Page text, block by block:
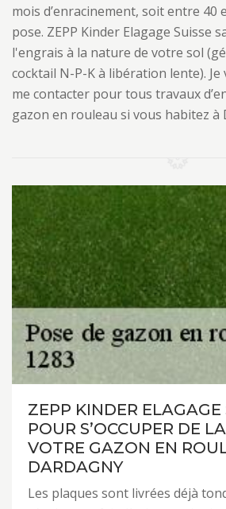
mois d’enracinement, soit entre 40
pose. ZEPP Kinder Elagage Suisse
l'engrais à la nature de votre sol
cocktail N-P-K à libération lente).
me contacter pour tous travaux
gazon en rouleau si vous habitez à
ZEPP KINDER ELAGAGE
POUR S’OCCUPER DE
VOTRE GAZON EN
DARDAGNY
Les plaques sont livrées déjà